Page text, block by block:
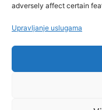
adversely affect certain
Upravljanje uslugama